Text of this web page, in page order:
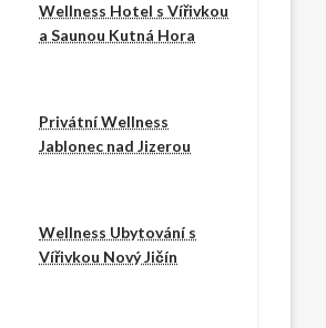
Wellness Hotel s Vířivkou
a Saunou Kutná Hora
Privátní Wellness
Jablonec nad Jizerou
Wellness Ubytování s
Vířivkou Nový Jičín